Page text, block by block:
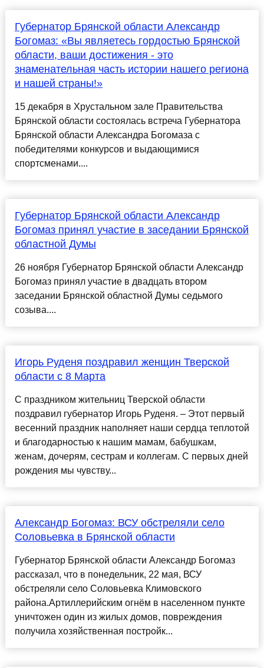
Губернатор Брянской области Александр
Богомаз: «Вы являетесь гордостью Брянской
области, ваши достижения - это
знаменательная часть истории нашего региона
и нашей страны!»
15 декабря в Хрустальном зале Правительства
Брянской области состоялась встреча Губернатора
Брянской области Александра Богомаза с
победителями конкурсов и выдающимися
спортсменами....
Губернатор Брянской области Александр
Богомаз принял участие в заседании Брянской
областной Думы
26 ноября Губернатор Брянской области Александр
Богомаз принял участие в двадцать втором
заседании Брянской областной Думы седьмого
созыва....
Игорь Руденя поздравил женщин Тверской
области с 8 Марта
С праздником жительниц Тверской области
поздравил губернатор Игорь Руденя. – Этот первый
весенний праздник наполняет наши сердца теплотой
и благодарностью к нашим мамам, бабушкам,
женам, дочерям, сестрам и коллегам. С первых дней
рождения мы чувству...
Александр Богомаз: ВСУ обстреляли село
Соловьевка в Брянской области
Губернатор Брянской области Александр Богомаз
рассказал, что в понедельник, 22 мая, ВСУ
обстреляли село Соловьевка Климовского
района.Артиллерийским огнём в населенном пункте
уничтожен один из жилых домов, повреждения
получила хозяйственная постройк...